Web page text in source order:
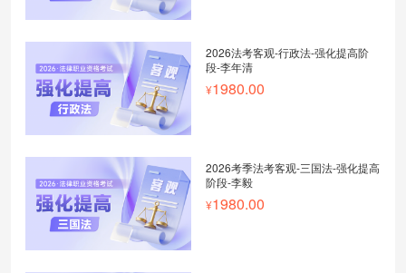
2026法考客观-行政法-强化提高阶
段-李年清
1980.00
2026考季法考客观-三国法-强化提高
阶段-李毅
1980.00